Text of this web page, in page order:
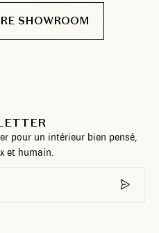
SHOWROOM
pour un intérieur bien pensé,
et humain.